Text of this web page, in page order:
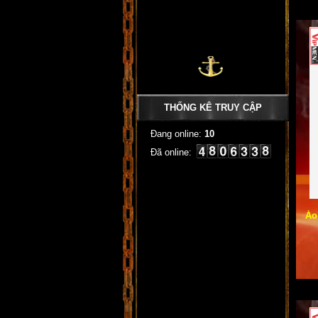
THỐNG KÊ TRUY CẬP
Đang online: 10
Đã online: